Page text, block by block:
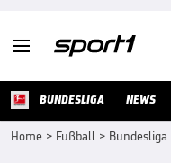

BUNDESLIGA NEWS
Home > Fußball > Bundesliga